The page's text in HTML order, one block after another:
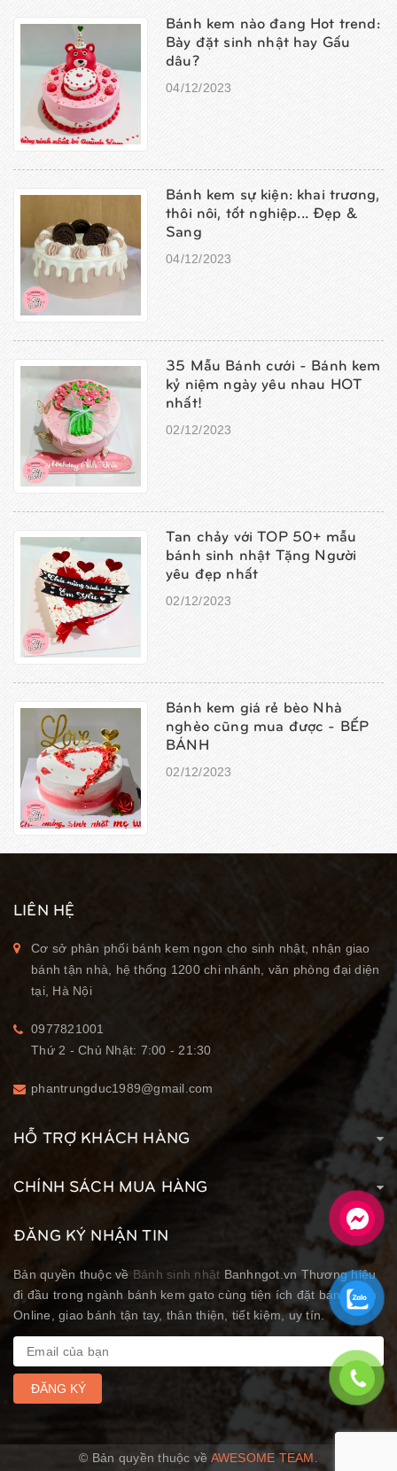
Bánh kem nào đang Hot trend:
Bày đặt sinh nhật hay Gấu
dâu?
04/12/2023
Bánh kem sự kiện: khai trương,
thôi nôi, tốt nghiệp... Đẹp &
Sang
04/12/2023
35 Mẫu Bánh cưới - Bánh kem
kỷ niệm ngày yêu nhau HOT
nhất!
02/12/2023
Tan chảy với TOP 50+ mẫu
bánh sinh nhật Tặng Người
yêu đẹp nhất
02/12/2023
Bánh kem giá rẻ bèo Nhà
nghèo cũng mua được - BẾP
BÁNH
02/12/2023
LIÊN HỆ
Cơ sở phân phối bánh kem ngon cho sinh nhật, nhận giao
bánh tận nhà, hệ thống 1200 chi nhánh, văn phòng đại diện
tại, Hà Nội
0977821001
Thứ 2 - Chủ Nhật: 7:00 - 21:30
phantrungduc1989@gmail.com
HỖ TRỢ KHÁCH HÀNG
CHÍNH SÁCH MUA HÀNG
ĐĂNG KÝ NHẬN TIN
Bản quyền thuộc về Bánh sinh nhật Banhngot.vn Thương hiệu
đi đầu trong ngành bánh kem gato cùng tiện ích đặt bánh kem
Online, giao bánh tận tay, thân thiện, tiết kiệm, uy tín.
ĐĂNG KÝ
© Bản quyền thuộc về AWESOME TEAM.